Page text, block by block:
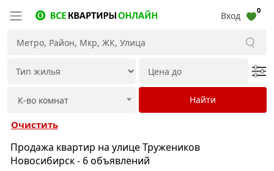
Вход 0
Очистить
Продажа квартир на улице Тружеников
Новосибирск - 6 объявлений